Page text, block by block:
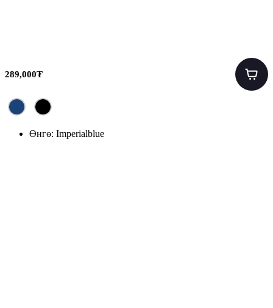
289,000₮
Өнгө: Imperialblue